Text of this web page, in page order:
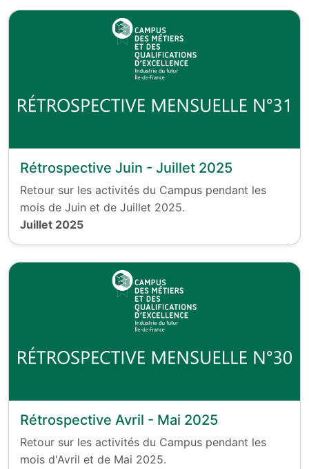
Rétrospective Juin - Juillet 2025
Retour sur les activités du Campus pendant les
mois de Juin et de Juillet 2025.
Juillet 2025
Rétrospective Avril - Mai 2025
Retour sur les activités du Campus pendant les
mois d'Avril et de Mai 2025.